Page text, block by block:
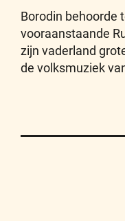
Borodin behoorde
vooraanstaande
zijn vaderland
de volksmuziek